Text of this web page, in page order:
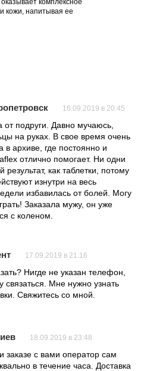
кожи, напитывая ее
16.09.2019 в 20:45
подруги. Давно мучаюсь,
на руках. В свое время очень
в архиве, где постоянно и
отлично помогает. Ни одни
результат, как таблетки, потому
изнутри на весь
избавилась от болей. Могу
Заказала мужу, он уже
с коленом.
17.09.2019 в 21:16
Нигде не указан телефон,
связаться. Мне нужно узнать
Свяжитесь со мной.
18.09.2019 в 23:48
заказе с вами оператор сам
в течение часа. Доставка